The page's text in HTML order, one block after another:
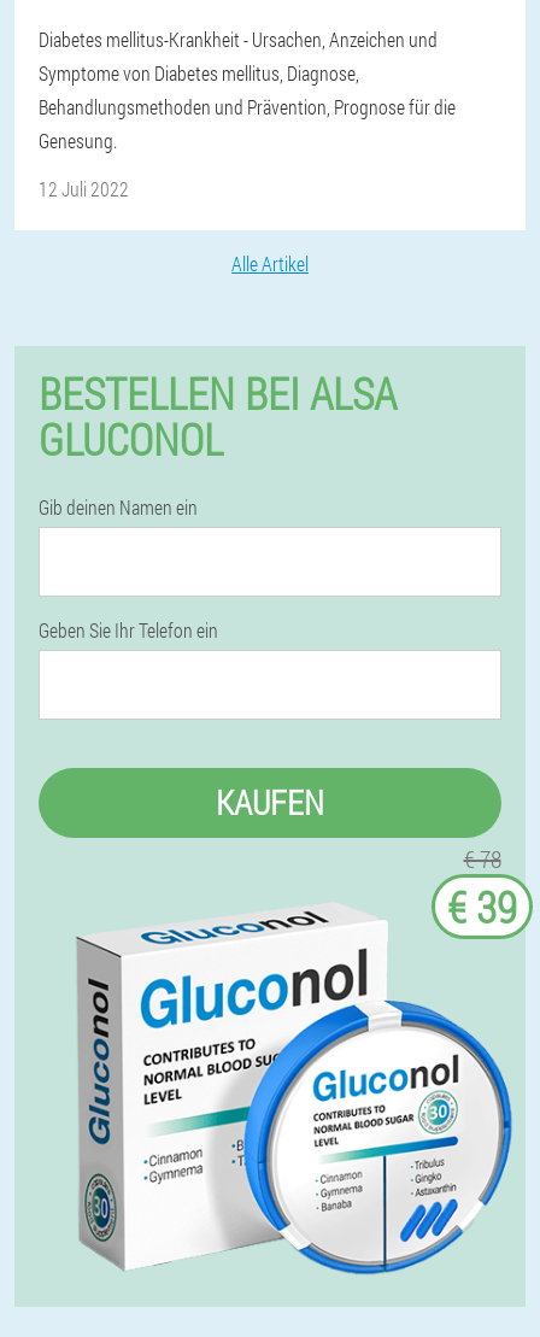
Diabetes mellitus-Krankheit - Ursachen, Anzeichen und
Symptome von Diabetes mellitus, Diagnose,
Behandlungsmethoden und Prävention, Prognose für die
Genesung.
12 Juli 2022
Alle Artikel
BESTELLEN BEI ALSA
GLUCONOL
Gib deinen Namen ein
Geben Sie Ihr Telefon ein
KAUFEN
€ 78
€ 39